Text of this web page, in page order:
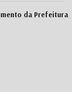
da Prefeitura